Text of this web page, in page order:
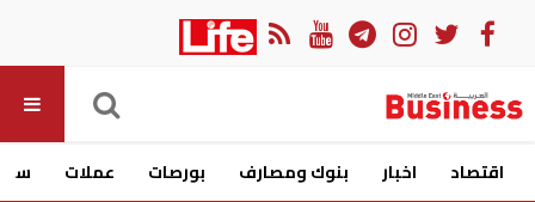
اقتصاد اخبار بنوك ومصارف بورصات عملات